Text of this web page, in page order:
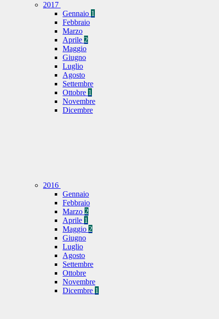
2017
Gennaio 1
Febbraio
Marzo
Aprile 2
Maggio
Giugno
Luglio
Agosto
Settembre
Ottobre 1
Novembre
Dicembre
2016
Gennaio
Febbraio
Marzo 2
Aprile 1
Maggio 2
Giugno
Luglio
Agosto
Settembre
Ottobre
Novembre
Dicembre 1